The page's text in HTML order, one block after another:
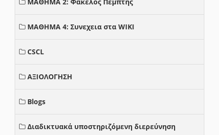
ΜΑΘΗΜΑ 4: Συνεχεια στα WIKI
CSCL
ΑΞΙΟΛΟΓΗΣΗ
Blogs
Διαδικτυακά υποστηριζόμενη διερεύνηση